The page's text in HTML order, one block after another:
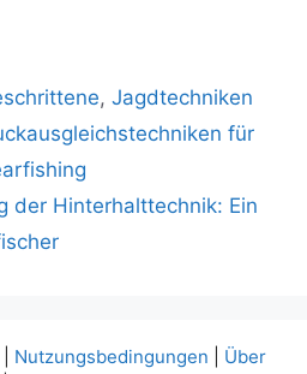
,Jagdtechniken
für
der Hinterhalttechnik: Ein
Nutzungsbedingungen
Über